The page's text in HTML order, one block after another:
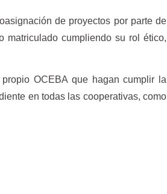
de proyectos por parte de
matriculado cumpliendo su rol ético,
OCEBA que hagan cumplir la
en todas las cooperativas, como